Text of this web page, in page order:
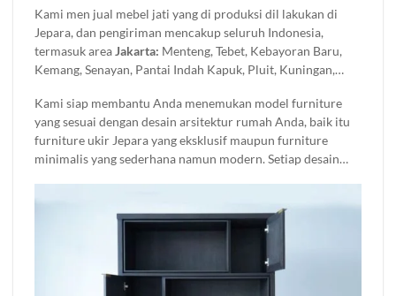
Kami men jual mebel jati yang di produksi dil lakukan di
Jepara, dan pengiriman mencakup seluruh Indonesia,
termasuk area Jakarta: Menteng, Tebet, Kebayoran Baru,
Kemang, Senayan, Pantai Indah Kapuk, Pluit, Kuningan,
Gading Serpong, Karawaci, Batu Ceper, Cipondoh, Ciledug.
Tangerang : Bintaro, Pamulang, Ciputat, Serpong, Pondok
Aren. Kelapa Dua, Pasar Kemis, Cikupa, Legok, Panongan.
Bekasi:Summarecon, Harapan Indah, Pondok Gede,
Jatiasih, Galaxy. Cikarang, Delta Mas, Lippo Cikarang,
Tambun, Setu.
Bogor:Bogor Utara, Bogor Tengah, Bogor Timur,
Tanah Sareal, Kebon Pedes.Bogor:Cibinong, Sentul City,
Kami siap membantu Anda menemukan model furniture
yang sesuai dengan desain arsitektur rumah Anda, baik itu
furniture ukir Jepara yang eksklusif maupun furniture
minimalis yang sederhana namun modern. Setiap desain
kualitas terbaik. Temukan furniture rumah impian Anda di
harga mebel jatiterbaik hanya di Brokoku